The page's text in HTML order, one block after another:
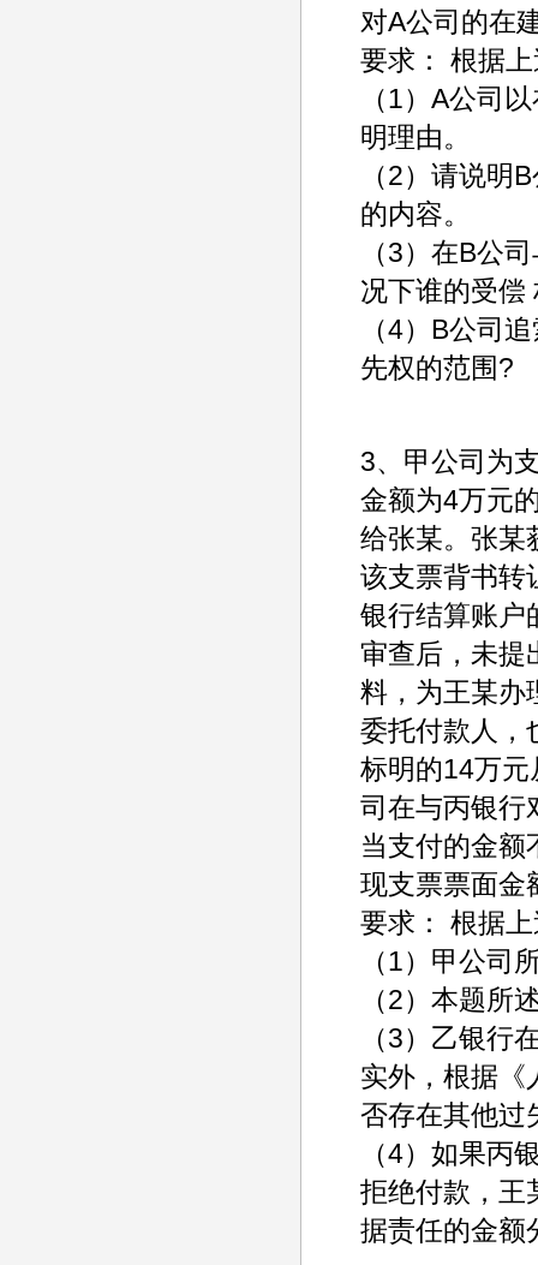
对A公司的在
要求： 根据
（1）A公司
明理由。
（2）请说明
的内容。
（3）在B公
况下谁的受偿
（4）B公司
先权的范围
3、甲公司为
金额为4万元
给张某。张某
该支票背书转
银行结算账户
审查后，未提
料，为王某办
委托付款人，
标明的14万
司在与丙银行
当支付的金额
现支票票面金
要求： 根据
（1）甲公司
（2）本题所
（3）乙银行
实外，根据《
否存在其他过
（4）如果丙
拒绝付款，王
据责任的金额